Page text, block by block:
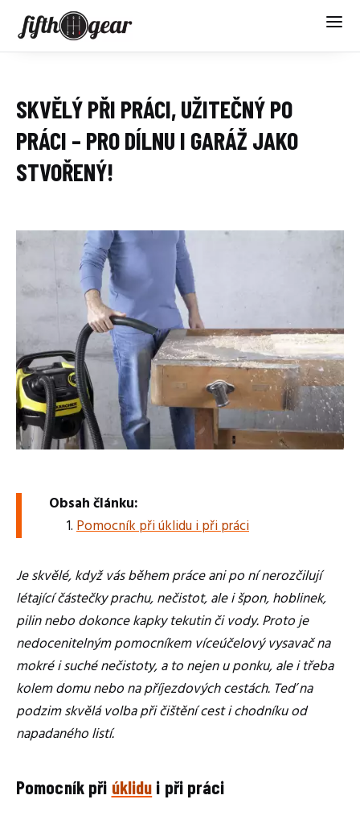
SKVĚLÝ PŘI PRÁCI, UŽITEČNÝ PO
PRÁCI – PRO DÍLNU I GARÁŽ JAKO
STVOŘENÝ!
Obsah článku:
Pomocník při úklidu i při práci
Je skvělé, když vás během práce ani po ní nerozčilují
létající částečky prachu, nečistot, ale i špon, hoblinek,
pilin nebo dokonce kapky tekutin či vody. Proto je
nedocenitelným pomocníkem víceúčelový vysavač na
mokré i suché nečistoty, a to nejen u ponku, ale i třeba
kolem domu nebo na příjezdových cestách. Teď na
podzim skvělá volba při čištění cest i chodníku od
napadaného listí.
Pomocník při úklidu i při práci